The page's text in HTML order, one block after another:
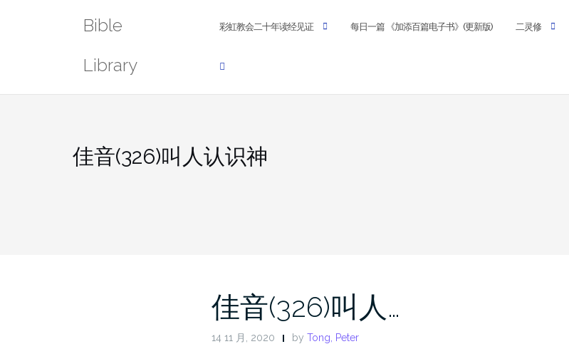
Bible
Library
彩虹教会二十年读经见证 每日一篇 《加添百篇电子书》(更新版) 二灵修
佳音(326)叫人认识神
佳音(326)叫人…
14 11 月, 2020 by Tong, Peter